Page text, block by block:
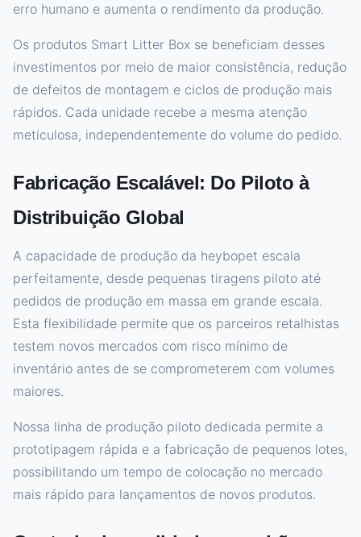
erro humano e aumenta o rendimento da produção.
Os produtos Smart Litter Box se beneficiam desses
investimentos por meio de maior consistência, redução
de defeitos de montagem e ciclos de produção mais
rápidos. Cada unidade recebe a mesma atenção
meticulosa, independentemente do volume do pedido.
Fabricação Escalável: Do Piloto à
Distribuição Global
A capacidade de produção da heybopet escala
perfeitamente, desde pequenas tiragens piloto até
pedidos de produção em massa em grande escala.
Esta flexibilidade permite que os parceiros retalhistas
testem novos mercados com risco mínimo de
inventário antes de se comprometerem com volumes
maiores.
Nossa linha de produção piloto dedicada permite a
prototipagem rápida e a fabricação de pequenos lotes,
possibilitando um tempo de colocação no mercado
mais rápido para lançamentos de novos produtos.